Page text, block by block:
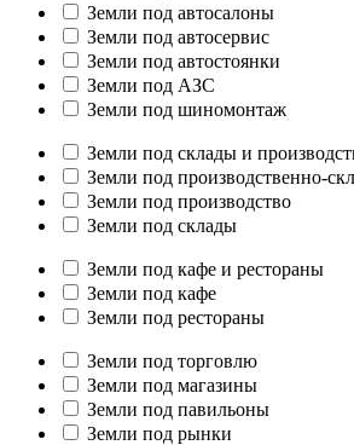
Земли под автосалоны
Земли под автосервис
Земли под автостоянки
Земли под АЗС
Земли под шиномонтаж
Земли под склады и
Земли под производственно-
Земли под производство
Земли под склады
Земли под кафе и рестораны
Земли под кафе
Земли под рестораны
Земли под торговлю
Земли под магазины
Земли под павильоны
Земли под рынки